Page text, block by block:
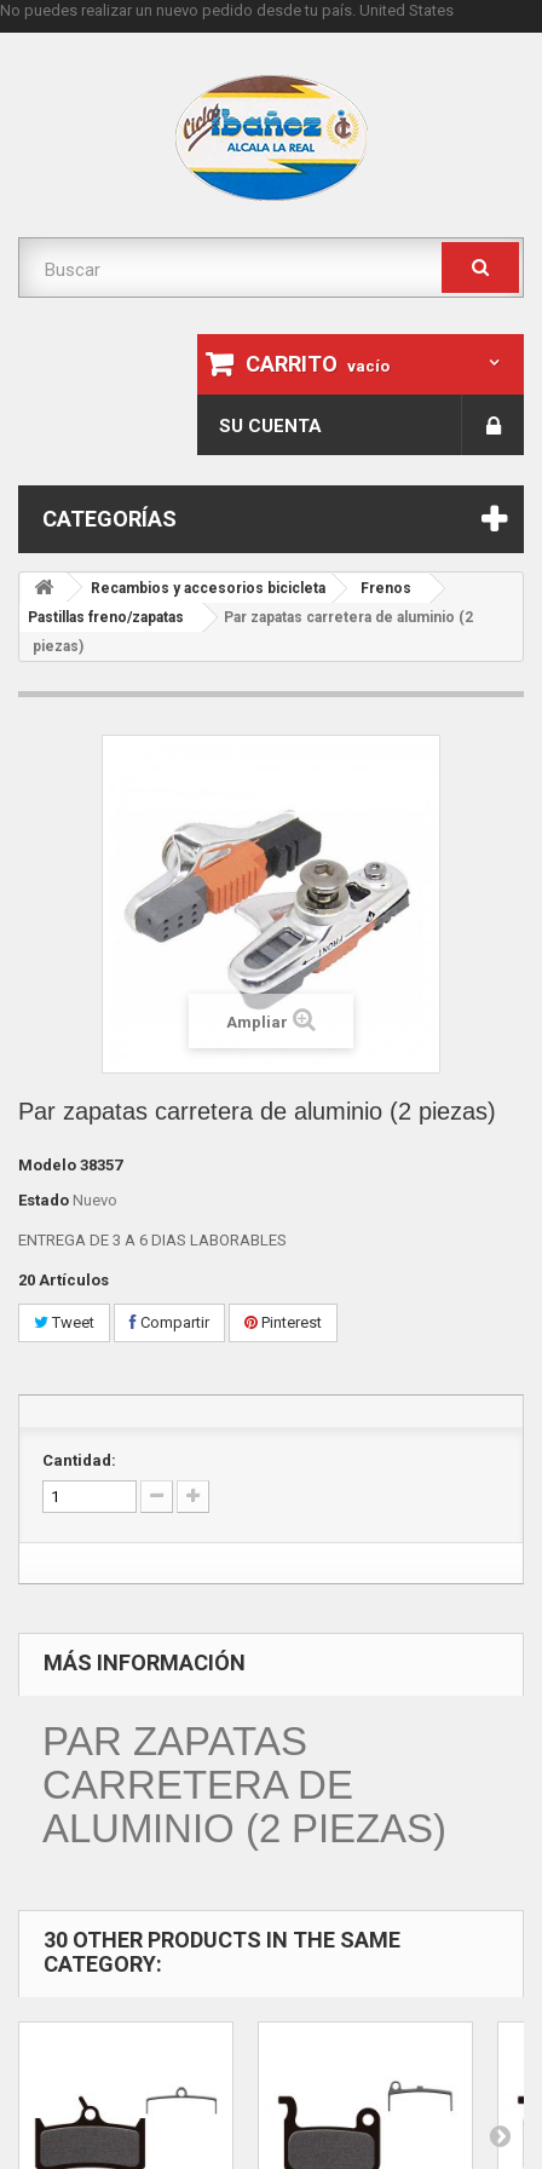
No puedes realizar un nuevo pedido desde tu país. United States
CARRITO vacío
SU CUENTA
CATEGORÍAS
Recambios y accesorios bicicleta
Frenos
Pastillas freno/zapatas
Par zapatas carretera de aluminio (2
piezas)
Ampliar
Par zapatas carretera de aluminio (2 piezas)
Modelo 38357
Estado Nuevo
ENTREGA DE 3 A 6 DIAS LABORABLES
20 Artículos
Tweet Compartir Pinterest
Cantidad:
MÁS INFORMACIÓN
PAR ZAPATAS
CARRETERA DE
ALUMINIO (2 PIEZAS)
30 OTHER PRODUCTS IN THE SAME
CATEGORY: